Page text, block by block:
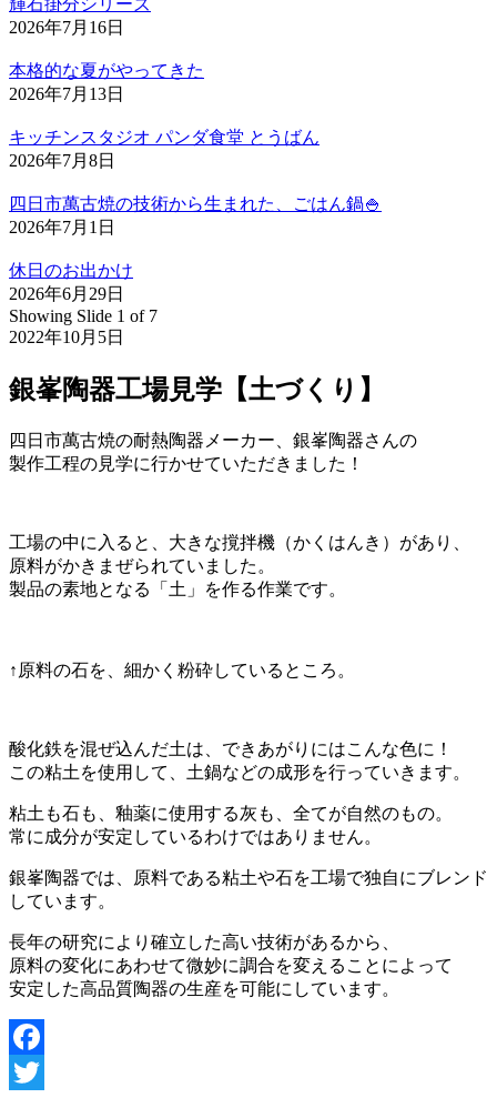
輝石掛分シリーズ
2026年7月16日
本格的な夏がやってきた
2026年7月13日
キッチンスタジオ パンダ食堂 とうばん
2026年7月8日
四日市萬古焼の技術から生まれた、ごはん鍋🍚
2026年7月1日
休日のお出かけ
2026年6月29日
Showing Slide 1 of 7
2022年10月5日
銀峯陶器工場見学【土づくり】
四日市萬古焼の耐熱陶器メーカー、銀峯陶器さんの
製作工程の見学に行かせていただきました！
工場の中に入ると、大きな撹拌機（かくはんき）があり、
原料がかきまぜられていました。
製品の素地となる「土」を作る作業です。
↑原料の石を、細かく粉砕しているところ。
酸化鉄を混ぜ込んだ土は、できあがりにはこんな色に！
この粘土を使用して、土鍋などの成形を行っていきます。
粘土も石も、釉薬に使用する灰も、全てが自然のもの。
常に成分が安定しているわけではありません。
銀峯陶器では、原料である粘土や石を工場で独自にブレンド
しています。
長年の研究により確立した高い技術があるから、
原料の変化にあわせて微妙に調合を変えることによって
安定した高品質陶器の生産を可能にしています。
Facebook